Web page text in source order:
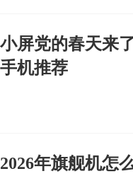
小屏党的春天来
手机推荐
2026年旗舰机怎